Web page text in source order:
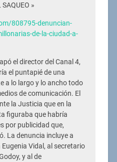
»
808795-denuncian-
de-la-ciudad-a-
el director del Canal 4,
el puntapié de una
a lo largo y lo ancho todo
de comunicación. El
la Justicia que en la
figuraba que habría
por publicidad que,
La denuncia incluye a
Vidal, al secretario
y al de